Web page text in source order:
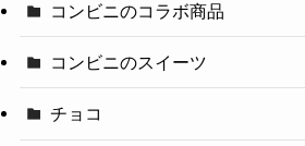
コンビニのコラボ商品
コンビニのスイーツ
チョコ